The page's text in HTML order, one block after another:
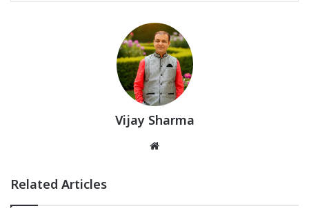
Vijay Sharma
Related Articles